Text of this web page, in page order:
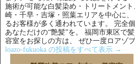
施術が可能な白髪染め・トリートメン
崎・千早・吉塚・照葉エリアを中心に
るお客様が多く通われています。 完全
あなただけの“艶髪”を。 福岡市東区で
容室をお探しの方は、 ぜひ一度ロアゾ
loazo-fukuoka の投稿をすべて表示 →